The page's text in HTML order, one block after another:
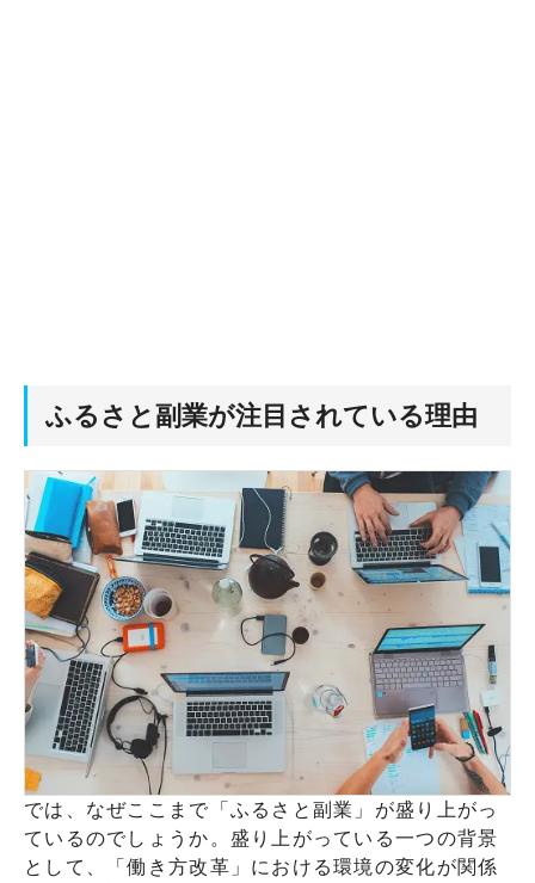
ふるさと副業が注目されている理由
では、なぜここまで「ふるさと副業」が盛り上がっ
ているのでしょうか。盛り上がっている一つの背景
として、「働き方改革」における環境の変化が関係